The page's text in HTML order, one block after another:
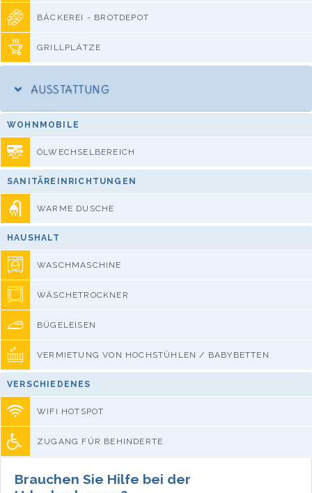
BÄCKEREI - BROTDEPOT
GRILLPLÄTZE
AUSSTATTUNG
WOHNMOBILE
ÖLWECHSELBEREICH
SANITÄREINRICHTUNGEN
WARME DUSCHE
HAUSHALT
WASCHMASCHINE
WÄSCHETROCKNER
BÜGELEISEN
VERMIETUNG VON HOCHSTÜHLEN / BABYBETTEN
VERSCHIEDENES
WIFI HOTSPOT
ZUGANG FÜR BEHINDERTE
Brauchen Sie Hilfe bei der